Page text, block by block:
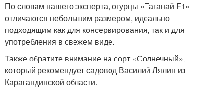
По словам нашего эксперта, огурцы «Таганай F1»
отличаются небольшим размером, идеально
подходящим как для консервирования, так и для
употребления в свежем виде.
Также обратите внимание на сорт «Солнечный»,
который рекомендует садовод Василий Лялин из
Карагандинской области.